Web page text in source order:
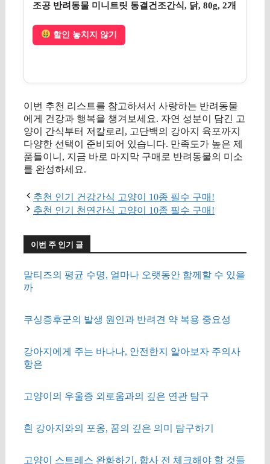
조공 반려동물 미니트릿 동결건조간식, 닭, 80g, 2개
할인 놓치지 않기
이번 추천 리스트를 참고하셔서 사랑하는 반려동물
에게 건강과 행복을 챙겨보세요. 자연 성분이 담긴 고
양이 간식부터 저칼로리, 고단백의 강아지 육포까지
다양한 선택이 준비되어 있습니다. 만족도가 높은 제
품들이니, 지금 바로 마지막 구매로 반려동물의 미소
를 완성하세요.
추천 인기 건강간식 고양이 10종 필수 구매!
추천 인기 천연간식 고양이 10종 필수 구매!
이번 주 인기 글
말티즈의 평균 수명, 얼마나 오랫동안 함께할 수 있을
까
쿠싱증후군의 발생 원인과 반려견 약 복용 중요성
강아지에게 주는 바나나, 안전한지 알아보자 주의사
항은
고양이의 우울증 외로움과의 깊은 연관 탐구
흰 강아지와의 포옹, 꿈의 깊은 의미 탐구하기
고양이 스트레스 완화하기, 합사 전 체크해야 할 것들